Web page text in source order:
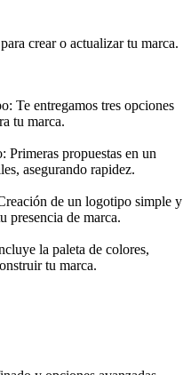
crear o actualizar tu marca.
Te entregamos tres opciones
tu marca.
Primeras propuestas en un
asegurando rapidez.
de un logotipo simple y
presencia de marca.
la paleta de colores,
tu marca.